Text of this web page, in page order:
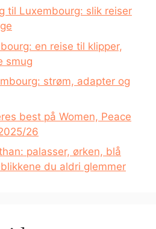
til Luxembourg: slik reiser
en reise til klipper,
smug
strøm, adapter og
best på Women, Peace
26
palasser, ørken, blå
du aldri glemmer